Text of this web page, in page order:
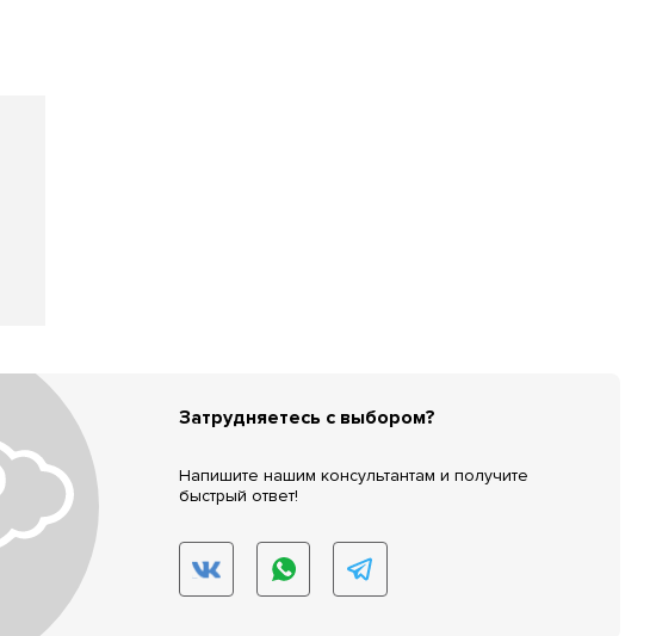
Затрудняетесь с выбором?
Напишите нашим консультантам и получите
быстрый ответ!